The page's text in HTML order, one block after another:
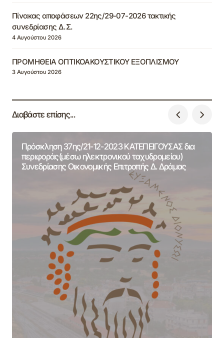
Πίνακας αποφάσεων 22ης/29-07-2026 τακτικής
συνεδρίασης Δ.Σ.
4 Αυγούστου 2026
ΠΡΟΜΗΘΕΙΑ ΟΠΤΙΚΟΑΚΟΥΣΤΙΚΟΥ ΕΞΟΠΛΙΣΜΟΥ
3 Αυγούστου 2026
Διαβάστε επίσης...
Πρόσκληση 37ης/21-12-2023 ΚΑΤΕΠΕΙΓΟΥΣΑΣ δια
περιφοράς(μέσω ηλεκτρονικού ταχυδρομείου)
Συνεδρίασης Οικονομικής Επιτροπής Δ. Δράμας